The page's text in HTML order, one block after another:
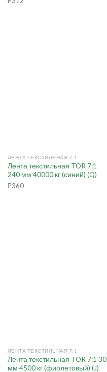
ЛЕНТА ТЕКСТИЛЬНАЯ 7:1
Лента текстильная TOR 7:1
240 мм 40000 кг (синий) (Q)
₽360
ЛЕНТА ТЕКСТИЛЬНАЯ 7:1
Лента текстильная TOR 7:1 30
мм 4500 кг (фиолетовый) (J)